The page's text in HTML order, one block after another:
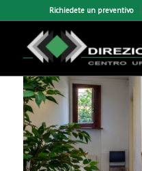
Richiedete un preventivo